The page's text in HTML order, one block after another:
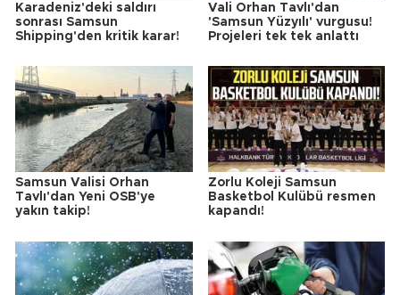
Karadeniz'deki saldırı
sonrası Samsun
Shipping'den kritik karar!
Vali Orhan Tavlı'dan
'Samsun Yüzyılı' vurgusu!
Projeleri tek tek anlattı
Samsun Valisi Orhan
Tavlı'dan Yeni OSB'ye
yakın takip!
Zorlu Koleji Samsun
Basketbol Kulübü resmen
kapandı!